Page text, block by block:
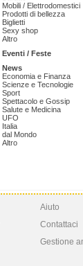
Mobili / Elettrodomestici
Prodotti di bellezza
Biglietti
Sexy shop
Altro
Eventi / Feste
News
Economia e Finanza
Scienze e Tecnologie
Sport
Spettacolo e Gossip
Salute e Medicina
UFO
Italia
dal Mondo
Altro
Aiuto
Contattaci
Gestione